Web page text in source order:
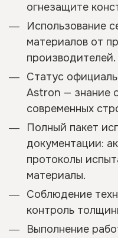
огнезащите
Использование
материалов от
производителей.
Статус
Astron — знание
современных
Полный пакет
документации:
протоколы
материалы.
Соблюдение
контроль
Выполнение